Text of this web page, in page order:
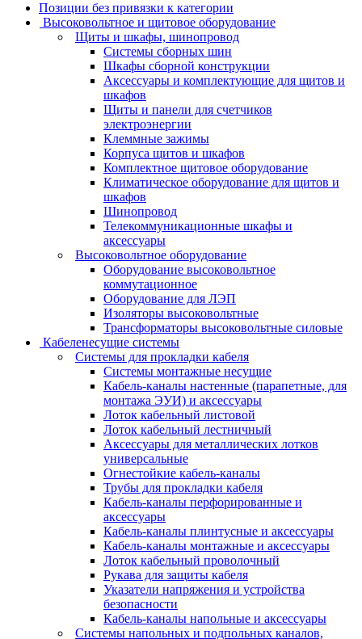
Позиции без привязки к категории
Высоковольтное и щитовое оборудование
Щиты и шкафы, шинопровод
Системы сборных шин
Шкафы сборной конструкции
Аксессуары и комплектующие для щитов и
шкафов
Щиты и панели для счетчиков
электроэнергии
Клеммные зажимы
Корпуса щитов и шкафов
Комплектное щитовое оборудование
Климатическое оборудование для щитов и
шкафов
Шинопровод
Телекоммуникационные шкафы и
аксессуары
Высоковольтное оборудование
Оборудование высоковольтное
коммутационное
Оборудование для ЛЭП
Изоляторы высоковольтные
Трансформаторы высоковольтные силовые
Кабеленесущие системы
Системы для прокладки кабеля
Системы монтажные несущие
Кабель-каналы настенные (парапетные, для
монтажа ЭУИ) и аксессуары
Лоток кабельный листовой
Лоток кабельный лестничный
Аксессуары для металлических лотков
универсальные
Огнестойкие кабель-каналы
Трубы для прокладки кабеля
Кабель-каналы перфорированные и
аксессуары
Кабель-каналы плинтусные и аксессуары
Кабель-каналы монтажные и аксессуары
Лоток кабельный проволочный
Рукава для защиты кабеля
Указатели напряжения и устройства
безопасности
Кабель-каналы напольные и аксессуары
Системы напольных и подпольных каналов,